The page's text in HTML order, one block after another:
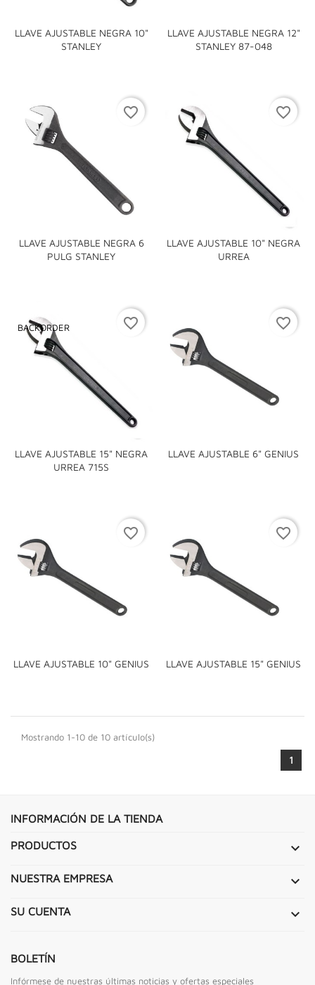
LLAVE AJUSTABLE NEGRA 10"
STANLEY
LLAVE AJUSTABLE NEGRA 12"
STANLEY 87-048
LLAVE AJUSTABLE NEGRA 6
PULG STANLEY
favorite_border
LLAVE AJUSTABLE 10" NEGRA
URREA
favorite_border
LLAVE AJUSTABLE 15" NEGRA
URREA 715S
BACKORDER favorite_border
LLAVE AJUSTABLE 6" GENIUS
favorite_border
LLAVE AJUSTABLE 10" GENIUS
favorite_border
LLAVE AJUSTABLE 15" GENIUS
favorite_border
Mostrando 1-10 de 10 artículo(s)
1
INFORMACIÓN DE LA TIENDA
PRODUCTOS 
NUESTRA EMPRESA 
SU CUENTA 
BOLETÍN
Infórmese de nuestras últimas noticias y ofertas especiales